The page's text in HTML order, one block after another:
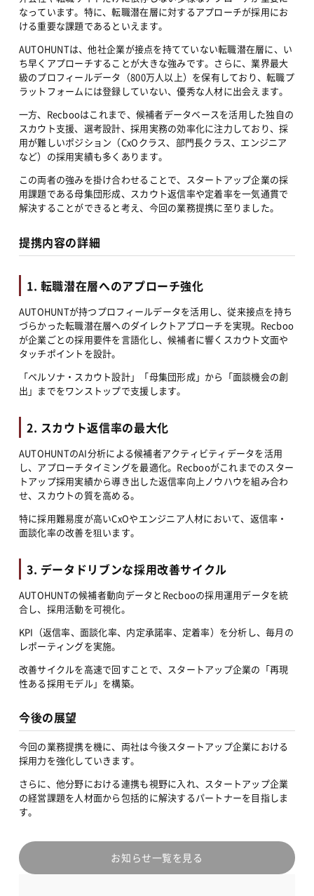
なっています。特に、転職潜在層に対するアプローチが採用にお
ける重要な課題であるといえます。
AUTOHUNTは、他社企業が接点を持てていない転職潜在層に、い
ち早くアプローチすることが大きな強みです。さらに、業界最大
級のプロフィールデータ（800万人以上）を保有しており、転職プ
ラットフォームには登録していない、優秀な人材に出会えます。
一方、Recbooはこれまで、候補者データベースを活用した独自の
スカウト支援、選考設計、採用実務の効率化に注力しており、採
用が難しいポジション（CxOクラス、部門長クラス、エンジニア
など）の採用実績も多くあります。
この両者の強みを掛け合わせることで、スタートアップ企業の採
用課題である母集団形成、スカウト返信率や定着率を一気通貫で
解決することができると考え、今回の業務提携に至りました。
提携内容の詳細
1. 転職潜在層へのアプローチ強化
AUTOHUNTが持つプロフィールデータを活用し、従来接点を持ち
づらかった転職潜在層へのダイレクトアプローチを実現。Recboo
が企業ごとの採用要件を言語化し、候補者に響くスカウト文面や
タッチポイントを設計。
「ペルソナ・スカウト設計」「母集団形成」から「面談機会の創
出」までをワンストップで支援します。
2. スカウト返信率の最大化
AUTOHUNTのAI分析による候補者アクティビティデータを活用
し、アプローチタイミングを最適化。Recbooがこれまでのスター
トアップ採用実績から導き出した返信率向上ノウハウを組み合わ
せ、スカウトの質を高める。
特に採用難易度が高いCxOやエンジニア人材において、返信率・
面談化率の改善を狙います。
3. データドリブンな採用改善サイクル
AUTOHUNTの候補者動向データとRecbooの採用運用データを統
合し、採用活動を可視化。
KPI（返信率、面談化率、内定承諾率、定着率）を分析し、毎月の
レポーティングを実施。
改善サイクルを高速で回すことで、スタートアップ企業の「再現
性ある採用モデル」を構築。
今後の展望
今回の業務提携を機に、両社は今後スタートアップ企業における
採用力を強化していきます。
さらに、他分野における連携も視野に入れ、スタートアップ企業
の経営課題を人材面から包括的に解決するパートナーを目指しま
す。
お知らせ一覧を見る